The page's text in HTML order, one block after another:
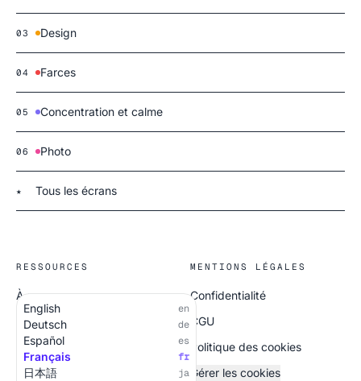
03 Design
04 Farces
05 Concentration et calme
06 Photo
★ Tous les écrans
RESSOURCES
À propos
Tous les écrans
MENTIONS LÉGALES
Confidentialité
CGU
Politique des cookies
Gérer les cookies
English en
Deutsch de
Español es
Français fr
日本語 ja